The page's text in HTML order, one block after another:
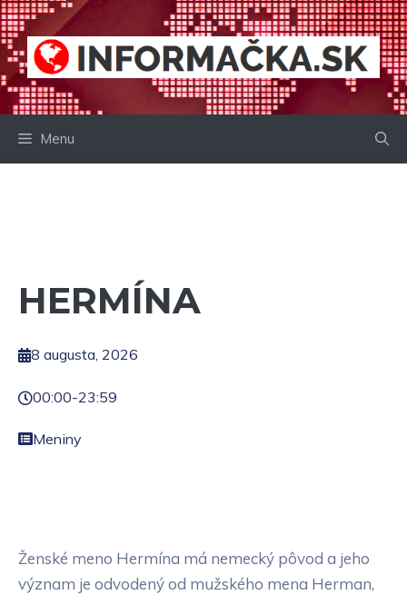
Preskočiť
na
obsah
Menu
HERMÍNA
8 augusta, 2026
00:00-23:59
Meniny
Ženské meno Hermína má nemecký pôvod a jeho
význam je odvodený od mužského mena Herman,